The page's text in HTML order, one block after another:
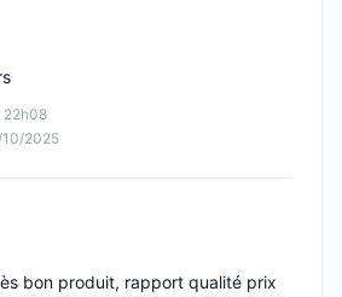
22h08
10/2025
bon produit, rapport qualité prix